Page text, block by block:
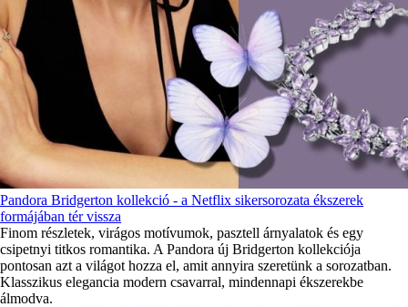
Pandora Bridgerton kollekció - a Netflix sikersorozata ékszerek
formájában tér vissza
Finom részletek, virágos motívumok, pasztell árnyalatok és egy
csipetnyi titkos romantika. A Pandora új Bridgerton kollekciója
pontosan azt a világot hozza el, amit annyira szeretünk a sorozatban.
Klasszikus elegancia modern csavarral, mindennapi ékszerekbe
álmodva.